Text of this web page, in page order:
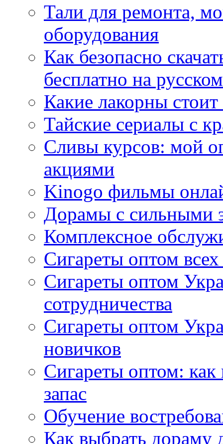
Тали для ремонта,
оборудования
Как безопасно
бесплатно на
Какие лакорны
Тайские сериалы с
Сливы курсов: мой
акциями
Kinogo фильмы
Дорамы с сильными
Комплексное
Сигареты оптом
Сигареты оптом
сотрудничества
Сигареты оптом
новичков
Сигареты оптом:
запас
Обучение
Как выбрать дораму